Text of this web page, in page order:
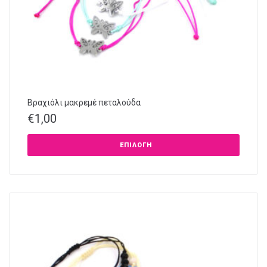
Βραχιόλι μακρεμέ πεταλούδα
€1,00
ΕΠΙΛΟΓΉ